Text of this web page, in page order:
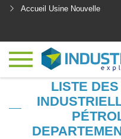
Accueil Usine Nouvelle
LISTE